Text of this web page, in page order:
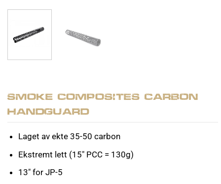
Smoke Composites Carbon
Handguard
Laget av ekte 35-50 carbon
Ekstremt lett (15″ PCC = 130g)
13″ for JP-5